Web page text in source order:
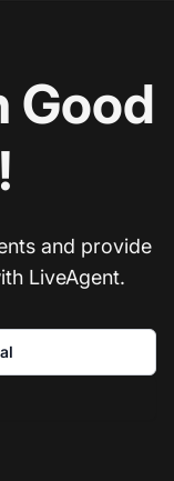
Good
and provide
LiveAgent.